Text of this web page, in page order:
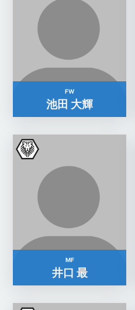
FW
池田 大輝
MF
井口 最